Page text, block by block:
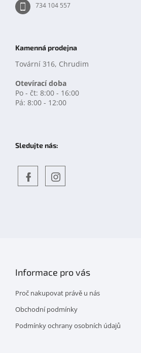
734 104 557
Kamenná prodejna
Tovární 316, Chrudim
Otevírací doba
Po - čt: 8:00 - 16:00
Pá: 8:00 - 12:00
Sledujte nás:
Informace pro vás
Proč nakupovat právě u nás
Obchodní podmínky
Podmínky ochrany osobních údajů